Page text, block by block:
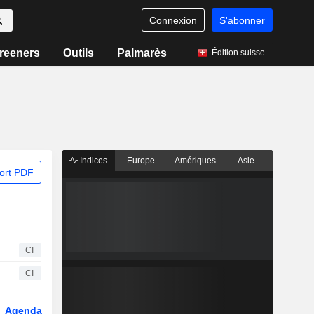
Connexion S'abonner
Outils Palmarès Édition suisse
PDF
CI
CI
Agenda
Indices Europe Amériques Asie